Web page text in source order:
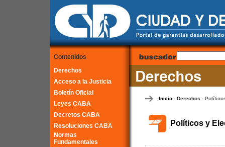
Contenidos
Derechos
Acceso a la Justicia
Boletín Oficial
Leyes CABA
Decretos CABA
Resoluciones CABA
Normas
Fundamentales
Inicio- Derechos -
Políticos y